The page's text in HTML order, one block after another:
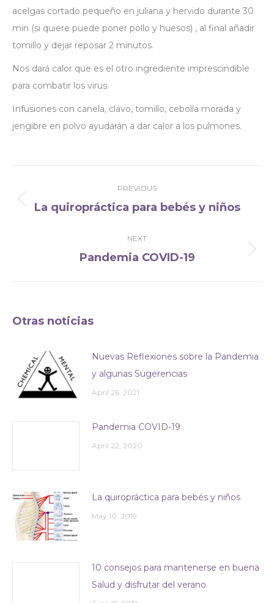
acelgas cortado pequeño en juliana y hervido durante 30
min (si quiere puede poner pollo y huesos) , al final añadir
tomillo y dejar reposar 2 minutos.
Nos dará calor que es el otro ingrediente imprescindible
para combatir los virus.
Infusiones con canela, clavo, tomillo, cebolla morada y
jengibre en polvo ayudarán a dar calor a los pulmones.
PREVIOUS
Previous
La quiropráctica para bebés y niños
NEXT
Next
Pandemia COVID-19
Otras noticias
Nuevas Reflexiones sobre la Pandemia
y algunas Sugerencias
April 26, 2021
Pandemia COVID-19
April 22, 2020
La quiropráctica para bebés y niños
May 10, 2019
10 consejos para mantenerse en buena
Salud y disfrutar del verano